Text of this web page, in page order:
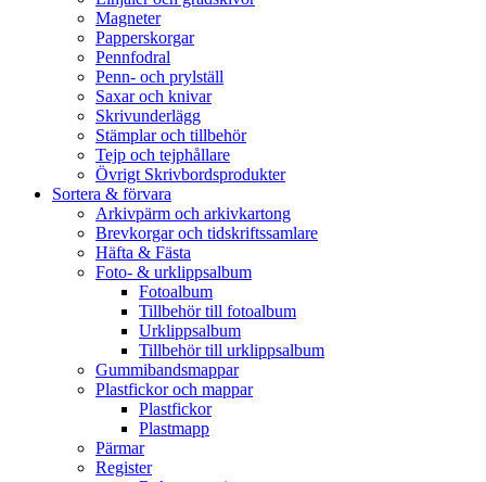
Magneter
Papperskorgar
Pennfodral
Penn- och prylställ
Saxar och knivar
Skrivunderlägg
Stämplar och tillbehör
Tejp och tejphållare
Övrigt Skrivbordsprodukter
Sortera & förvara
Arkivpärm och arkivkartong
Brevkorgar och tidskriftssamlare
Häfta & Fästa
Foto- & urklippsalbum
Fotoalbum
Tillbehör till fotoalbum
Urklippsalbum
Tillbehör till urklippsalbum
Gummibandsmappar
Plastfickor och mappar
Plastfickor
Plastmapp
Pärmar
Register